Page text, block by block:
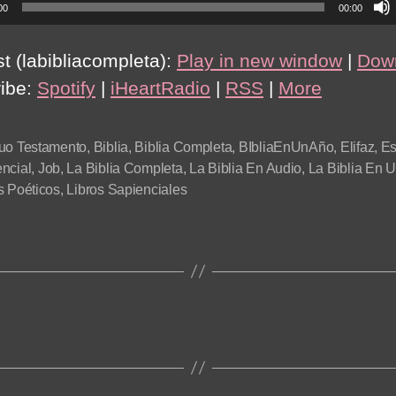
00:00
(labibliacompleta): Play in new window |
Spotify | iHeartRadio | RSS | More
Testamento, Biblia, Biblia Completa, BIbliaEnUnAño, Elifaz,
, Job, La Biblia Completa, La Biblia En Audio, La Biblia En
Poéticos, Libros Sapienciales